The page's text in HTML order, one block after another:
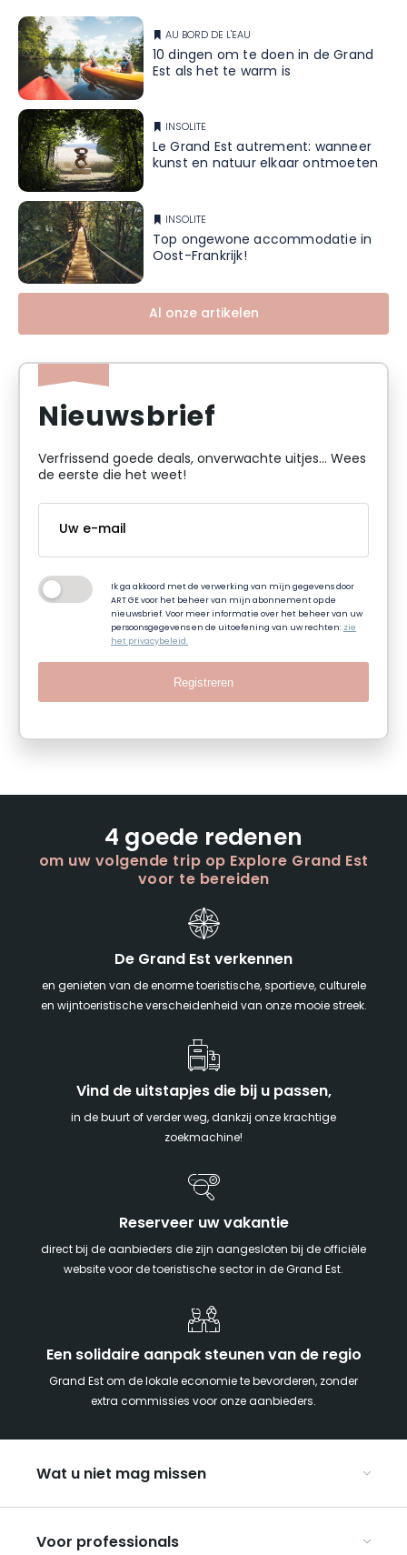
AU BORD DE L'EAU
10 dingen om te doen in de Grand
Est als het te warm is
INSOLITE
Le Grand Est autrement: wanneer
kunst en natuur elkaar ontmoeten
INSOLITE
Top ongewone accommodatie in
Oost-Frankrijk!
Al onze artikelen
Nieuwsbrief
Verfrissend goede deals, onverwachte uitjes... Wees
de eerste die het weet!
Ik ga akkoord met de verwerking van mijn gegevens door
ART GE voor het beheer van mijn abonnement op de
nieuwsbrief. Voor meer informatie over het beheer van uw
persoonsgegevens en de uitoefening van uw rechten:zie
het privacybeleid.
Registreren
4 goede redenen
om uw volgende trip op Explore Grand Est
voor te bereiden
De Grand Est verkennen
en genieten van de enorme toeristische, sportieve, culturele
en wijntoeristische verscheidenheid van onze mooie streek.
Vind de uitstapjes die bij u passen,
in de buurt of verder weg, dankzij onze krachtige
zoekmachine!
Reserveer uw vakantie
direct bij de aanbieders die zijn aangesloten bij de officiële
website voor de toeristische sector in de Grand Est.
Een solidaire aanpak steunen van de regio
Grand Est om de lokale economie te bevorderen, zonder
extra commissies voor onze aanbieders.
Wat u niet mag missen
Met z’n tweeën
Voor professionals